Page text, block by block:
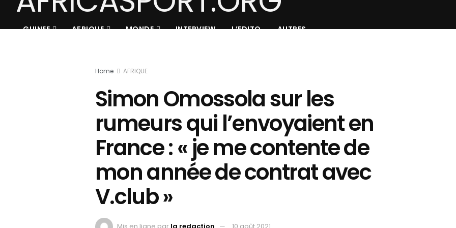
GUINEE AFRIQUE MONDE INTERVIEW L’EDITO AUTRES
Home AFRIQUE
Simon Omossola sur les
rumeurs qui l’envoyaient en
France : « je me contente de
mon année de contrat avec
V.club »